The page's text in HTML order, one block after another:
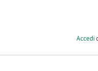
Accedi